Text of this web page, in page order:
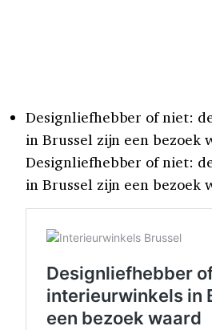
Designliefhebber of niet:
in Brussel zijn een bezoek
Designliefhebber of niet:
in Brussel zijn een bezoek